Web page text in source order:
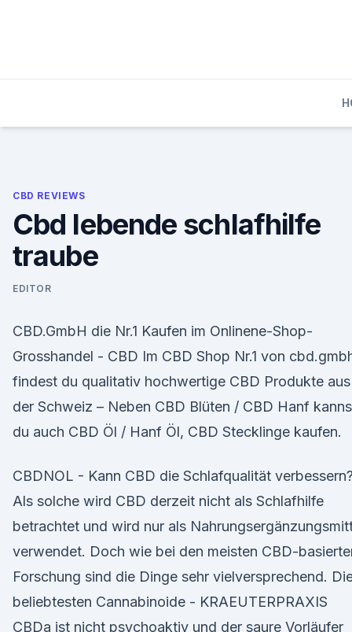
CBD REVIEWS
Cbd lebende schlafhilfe
traube
EDITOR
CBD.GmbH die Nr.1 Kaufen im Onlinene-Shop-
Grosshandel - CBD Im CBD Shop Nr.1 von
findest du qualitativ hochwertige CBD Produkte aus
der Schweiz – Neben CBD Blüten / CBD Hanf
du auch CBD Öl / Hanf Öl, CBD Stecklinge kaufen.
CBDNOL - Kann CBD die Schlafqualität
Als solche wird CBD derzeit nicht als Schlafhilfe
betrachtet und wird nur als
verwendet. Doch wie bei den meisten CBD-
Forschung sind die Dinge sehr vielversprechend.
beliebtesten Cannabinoide - KRAEUTERPRAXIS
CBDa ist nicht psychoaktiv und der saure Vorläufer